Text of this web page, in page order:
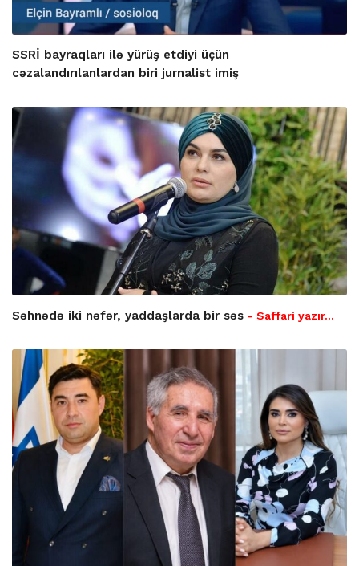
SSRİ bayraqları ilə yürüş etdiyi üçün
cəzalandırılanlardan biri jurnalist imiş
Səhnədə iki nəfər, yaddaşlarda bir səs - Saffari yazır…